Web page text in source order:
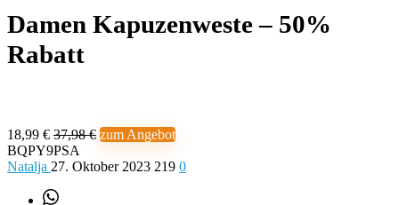
Damen Kapuzenweste – 50%
Rabatt
18,99 € 37,98 € zum Angebot
BQPY9PSA
Natalja 27. Oktober 2023 219 0